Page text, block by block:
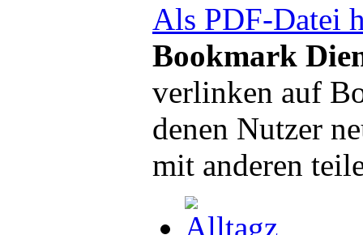
Als PDF-Datei
Bookmark
verlinken auf
denen Nutzer
mit anderen